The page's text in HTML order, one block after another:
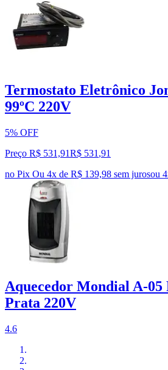
Termostato Eletrônico
99ºC 220V
5% OFF
Preço R$ 531,91R$ 531 ,91
no Pix Ou 4x de R$ 139,98 sem jurosou 4
Aquecedor Mondial A-05
Prata 220V
4.6